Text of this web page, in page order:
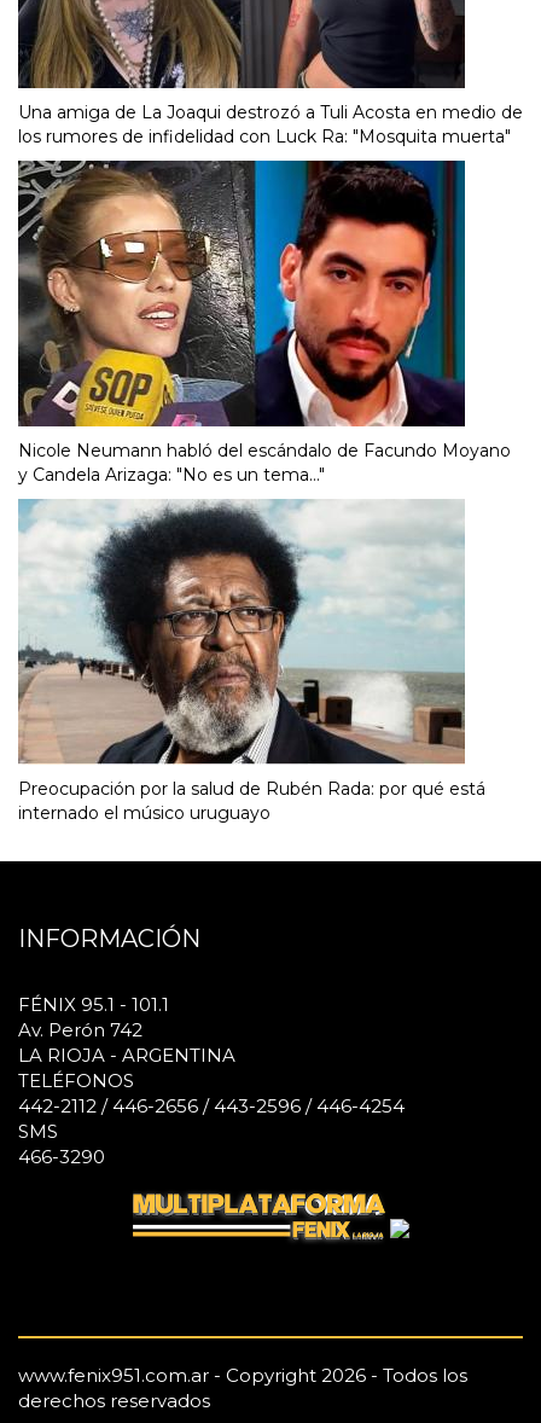
Una amiga de La Joaqui destrozó a Tuli Acosta en medio de
los rumores de infidelidad con Luck Ra: "Mosquita muerta"
Nicole Neumann habló del escándalo de Facundo Moyano
y Candela Arizaga: "No es un tema..."
Preocupación por la salud de Rubén Rada: por qué está
internado el músico uruguayo
INFORMACIÓN
FÉNIX 95.1 - 101.1
Av. Perón 742
LA RIOJA - ARGENTINA
TELÉFONOS
442-2112 / 446-2656 / 443-2596 / 446-4254
SMS
466-3290
www.fenix951.com.ar - Copyright 2026 - Todos los
derechos reservados